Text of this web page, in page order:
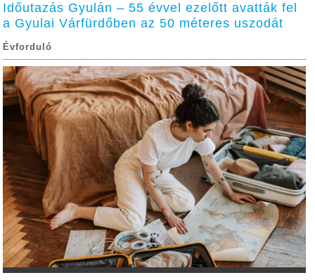
Időutazás Gyulán – 55 évvel ezelőtt avatták fel
a Gyulai Várfürdőben az 50 méteres uszodát
Évforduló